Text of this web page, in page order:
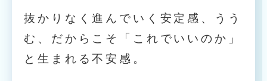
抜かりなく進んでいく安定感、うう
む、だからこそ「これでいいのか」
と生まれる不安感。